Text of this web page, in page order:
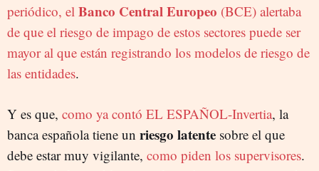
periódico, el Banco Central Europeo (BCE) alertaba
de que el riesgo de impago de estos sectores puede ser
mayor al que están registrando los modelos de riesgo de
las entidades.
Y es que, como ya contó EL ESPAÑOL-Invertia, la
banca española tiene un riesgo latente sobre el que
debe estar muy vigilante, como piden los supervisores.